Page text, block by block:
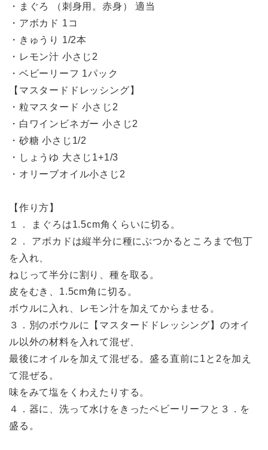
・まぐろ （刺身用。赤身） 適当
・アボカド 1コ
・きゅうり 1/2本
・レモン汁 小さじ2
・ベビーリーフ 1パック
【マスタードドレッシング】
・粒マスタード 小さじ2
・白ワインビネガー 小さじ2
・砂糖 小さじ1/2
・しょうゆ 大さじ1+1/3
・オリーブオイル小さじ2
【作り方】
１． まぐろは1.5cm角くらいに切る。
２． アボカドは縦半分に種にぶつかるところまで包丁
を入れ、
ねじって半分に割り、種を取る。
皮をむき、1.5cm角に切る。
ボウルに入れ、レモン汁を加えてからませる。
３．別のボウルに【マスタードドレッシング】のオイ
ル以外の材料を入れて混ぜ、
最後にオイルを加えて混ぜる。盛る直前に1と2を加え
て混ぜる。
味をみて塩をくわえたりする。
４．器に、洗って水けをきったベビーリーフと３．を
盛る。